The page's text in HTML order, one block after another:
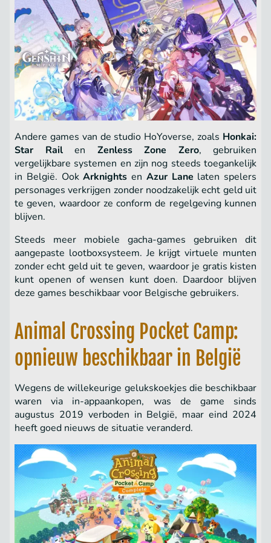
Andere games van de studio HoYoverse, zoals Honkai:
Star Rail en Zenless Zone Zero, gebruiken
vergelijkbare systemen en zijn nog steeds toegankelijk
in België. OokArknights en Azur Lane laten spelers
personages verkrijgen zonder noodzakelijk echt geld uit
te geven, waardoor ze conform de regelgeving kunnen
blijven.
Steeds meer mobiele gacha-games gebruiken dit
aangepaste lootboxsysteem. Je krijgt virtuele munten
zonder echt geld uit te geven, waardoor je gratis kisten
kunt openen of wensen kunt doen. Daardoor blijven
deze games beschikbaar voor Belgische gebruikers.
Animal Crossing Pocket Camp:
opnieuw beschikbaar in België
Wegens de willekeurige gelukskoekjes die beschikbaar
waren via in-appaankopen, was de game sinds
augustus 2019 verboden in België, maar eind 2024
heeft goed nieuws de situatie veranderd.